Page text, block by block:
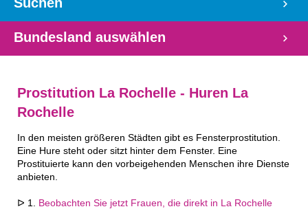
Bundesland auswählen
Prostitution La Rochelle - Huren La
Rochelle
In den meisten größeren Städten gibt es Fensterprostitution.
Eine Hure steht oder sitzt hinter dem Fenster. Eine
Prostituierte kann den vorbeigehenden Menschen ihre Dienste
anbieten.
ᐅ 1. Beobachten Sie jetzt Frauen, die direkt in La Rochelle